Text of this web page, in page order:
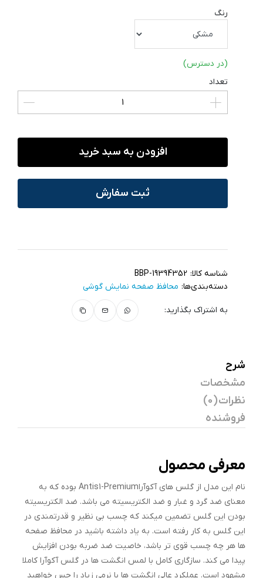
رنگ
(در دسترس)
تعداد
افزودن به سبد خرید
ثبت سفارش
شناسه کالا: BBP-19394352
دسته‌بندی‌ها: محافظ صفحه نمایش گوشی
به اشتراک بگذارید:
شرح
مشخصات
نظرات (0)
فروشنده
معرفی محصول
نام این مدل از گلس های آکوآراAntis1-Premium بوده که به
معنای ضد گرد و غبار و ضد الکتریسیته می باشد. ضد الکتریسیته
بودن این گلس تضمین میکند که چسب بی نظیر و قدرتمندی در
این گلس به کار رفته است. به یاد داشته باشید در محافظ صفحه
ها هر چه چسب قوی تر باشد، خاصیت ضد ضربه بودن افزایش
پیدا می کند. سازگاری کامل با لمس انگشت ها در گلس آکوآرا کاملا
مشهود است. عملکرد عالی انگشت ها با نرمی زیاد را حس خواهید